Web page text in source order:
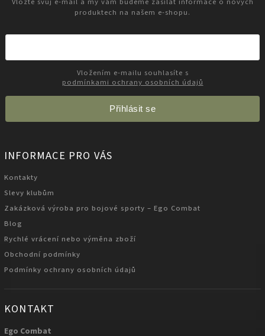
produktech na našem e-shopu.
podmínkami ochrany osobních údajů
Přihlásit se
INFORMACE PRO VÁS
Kontakty
Slevy klubům
Zakázková výroba pro bojové sporty – Ego Combat
Blog
Rychlé vrácení nebo výměna zboží
Obchodní podmínky
Podmínky ochrany osobních údajů
KONTAKT
Ego Combat